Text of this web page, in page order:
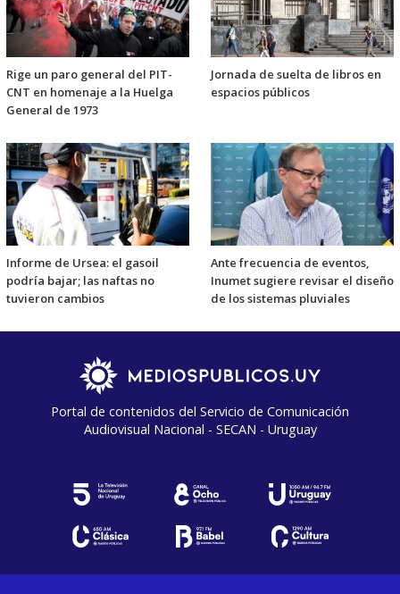
Rige un paro general del PIT-
CNT en homenaje a la Huelga
General de 1973
Jornada de suelta de libros en
espacios públicos
Informe de Ursea: el gasoil
podría bajar; las naftas no
tuvieron cambios
Ante frecuencia de eventos,
Inumet sugiere revisar el diseño
de los sistemas pluviales
Portal de contenidos del Servicio de Comunicación
Audiovisual Nacional - SECAN - Uruguay